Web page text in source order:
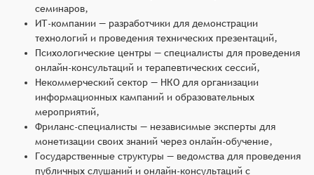
семинаров,
ИТ-компании — разработчики для демонстрации
технологий и проведения технических презентаций,
Психологические центры — специалисты для проведения
онлайн-консультаций и терапевтических сессий,
Некоммерческий сектор — НКО для организации
информационных кампаний и образовательных
мероприятий,
Фриланс-специалисты — независимые эксперты для
монетизации своих знаний через онлайн-обучение,
Государственные структуры — ведомства для проведения
публичных слушаний и онлайн-консультаций с